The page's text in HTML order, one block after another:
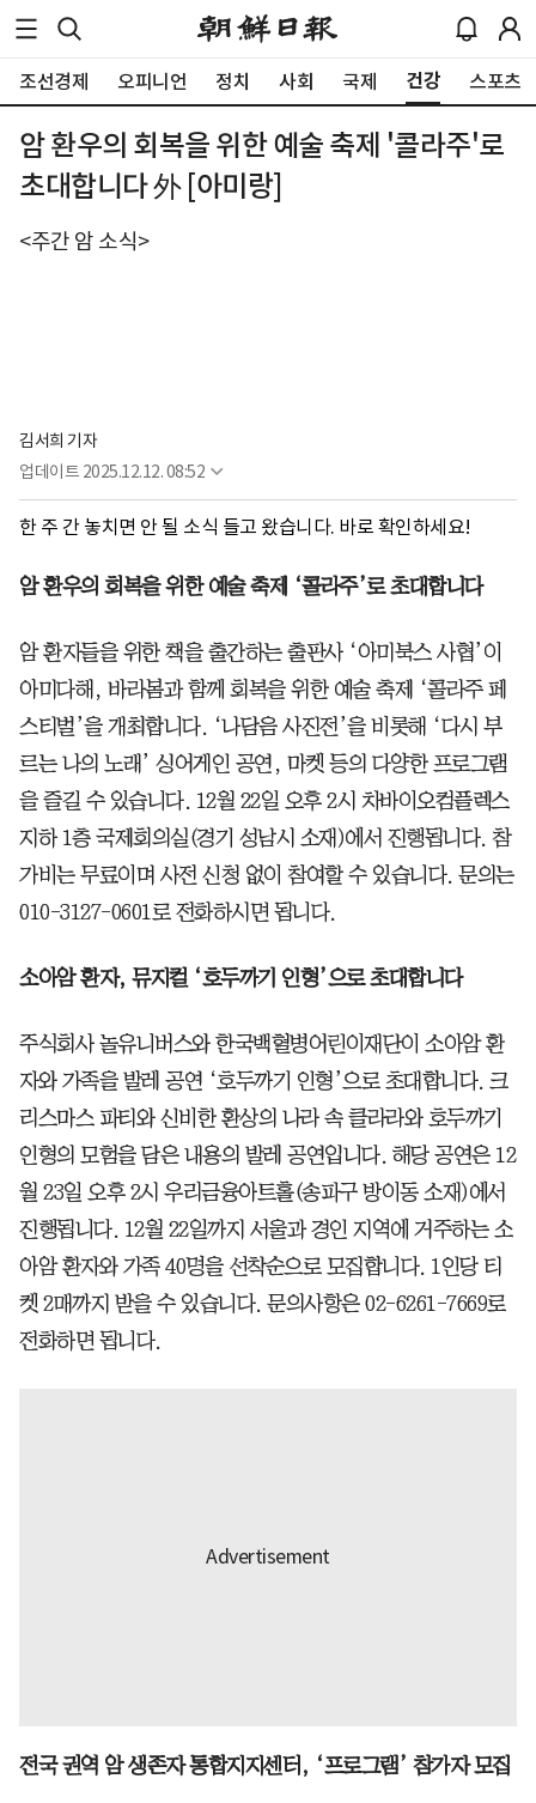
조선경제 오피니언 정치 사회 국제 건강 스포츠
암 환우의 회복을 위한 예술 축제 '콜라주'로
초대합니다 外 [아미랑]
<주간 암 소식>
김서희 기자
업데이트 2025.12.12. 08:52
한 주 간 놓치면 안 될 소식 들고 왔습니다. 바로 확인하세요!
암 환우의 회복을 위한 예술 축제 ‘콜라주’로 초대합니다
암 환자들을 위한 책을 출간하는 출판사 ‘아미북스 사협’이
아미다해, 바라봄과 함께 회복을 위한 예술 축제 ‘콜라주 페
스티벌’을 개최합니다. ‘나담음 사진전’을 비롯해 ‘다시 부
르는 나의 노래’ 싱어게인 공연, 마켓 등의 다양한 프로그램
을 즐길 수 있습니다. 12월 22일 오후 2시 차바이오컴플렉스
지하 1층 국제회의실(경기 성남시 소재)에서 진행됩니다. 참
가비는 무료이며 사전 신청 없이 참여할 수 있습니다. 문의는
010-3127-0601로 전화하시면 됩니다.
소아암 환자, 뮤지컬 ‘호두까기 인형’으로 초대합니다
주식회사 놀유니버스와 한국백혈병어린이재단이 소아암 환
자와 가족을 발레 공연 ‘호두까기 인형’으로 초대합니다. 크
리스마스 파티와 신비한 환상의 나라 속 클라라와 호두까기
인형의 모험을 담은 내용의 발레 공연입니다. 해당 공연은 12
월 23일 오후 2시 우리금융아트홀(송파구 방이동 소재)에서
진행됩니다. 12월 22일까지 서울과 경인 지역에 거주하는 소
아암 환자와 가족 40명을 선착순으로 모집합니다. 1인당 티
켓 2매까지 받을 수 있습니다. 문의사항은 02-6261-7669로
전화하면 됩니다.
전국 권역 암 생존자 통합지지센터, ‘프로그램’ 참가자 모집